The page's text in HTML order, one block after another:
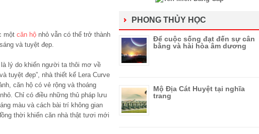
một căn hộ nhỏ vẫn có thể trở thành
và tuyệt đẹp.
lý do khiến người ta thôi mơ về
tuyệt đẹp”, nhà thiết kế Lera Curve
căn hộ có vẻ rộng và thoáng
Chỉ có điều những thủ pháp lưu
màu và cách bài trí không gian
thời khiến căn nhà thật tươi mới
PHONG THỦY HỌC
Để cuộc sống đạt đến sự cân
bằng và hài hòa âm dương
Mộ Địa Cát Huyệt tại nghĩa
trang